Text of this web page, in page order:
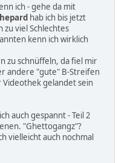
ich - gehe da mit
hab ich bis jetzt
zu viel Schlechtes
kenn ich wirklich
zu schnüffeln, da fiel mir
andere "gute" B-Streifen
Videothek gelandet sein
auch gespannt - Teil 2
"Ghettogangz"?
vielleicht auch nochmal